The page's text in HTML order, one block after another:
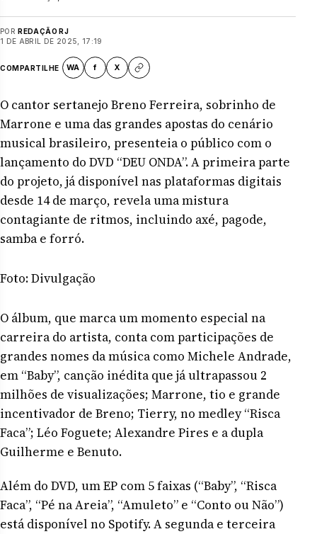
POR REDAÇÃO RJ
1 DE ABRIL DE 2025, 17:19
COMPARTILHE WA f X
O cantor sertanejo Breno Ferreira, sobrinho de
Marrone e uma das grandes apostas do cenário
musical brasileiro, presenteia o público com o
lançamento do DVD “DEU ONDA”. A primeira parte
do projeto, já disponível nas plataformas digitais
desde 14 de março, revela uma mistura
contagiante de ritmos, incluindo axé, pagode,
samba e forró.
Foto: Divulgação
O álbum, que marca um momento especial na
carreira do artista, conta com participações de
grandes nomes da música como Michele Andrade,
em “Baby”, canção inédita que já ultrapassou 2
milhões de visualizações; Marrone, tio e grande
incentivador de Breno; Tierry, no medley “Risca
Faca”; Léo Foguete; Alexandre Pires e a dupla
Guilherme e Benuto.
Além do DVD, um EP com 5 faixas (“Baby”, “Risca
Faca”, “Pé na Areia”, “Amuleto” e “Conto ou Não”)
está disponível no Spotify. A segunda e terceira